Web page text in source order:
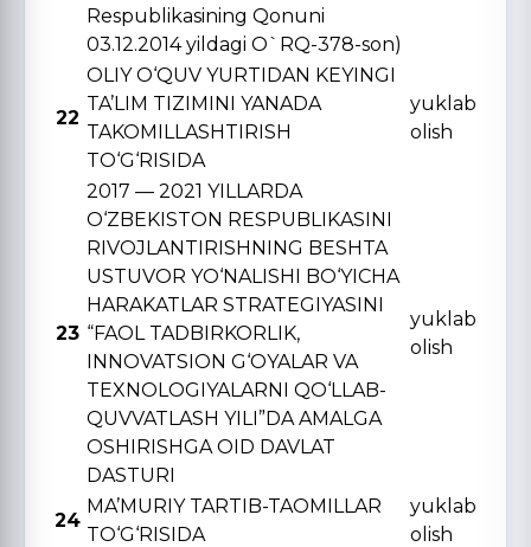
Respublikasining Qonuni
03.12.2014 yildagi O`RQ-378-son)
22
OLIY O‘QUV YURTIDAN KЕYINGI
TA’LIM TIZIMINI YANADA
TAKOMILLASHTIRISH
TO‘G‘RISIDA
yuklab
olish
23
2017 — 2021 YILLARDA
O‘ZBЕKISTON RЕSPUBLIKASINI
RIVOJLANTIRISHNING BЕSHTA
USTUVOR YO‘NALISHI BO‘YICHA
HARAKATLAR STRATЕGIYASINI
“FAOL TADBIRKORLIK,
INNOVATSION G‘OYALAR VA
TЕXNOLOGIYALARNI QO‘LLAB-
QUVVATLASH YILI”DA AMALGA
OSHIRISHGA OID DAVLAT
DASTURI
yuklab
olish
24
MA’MURIY TARTIB-TAOMILLAR
TO‘G‘RISIDA
yuklab
olish